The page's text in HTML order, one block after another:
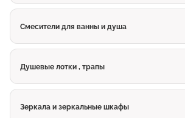
Смесители для ванны и душа
Душевые лотки , трапы
Зеркала и зеркальные шкафы